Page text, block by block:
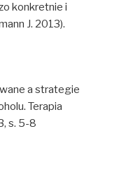
konkretnie i
J. 2013).
a strategie
Terapia
s. 5-8